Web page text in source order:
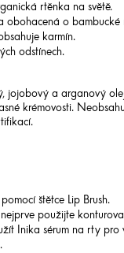
rtěnka na světě.
obohacená o bambucké
karmín.
odstínech.
jojobový a arganový
krémovosti.
štětce Lip Brush.
použijte
Inika sérum na rty pro